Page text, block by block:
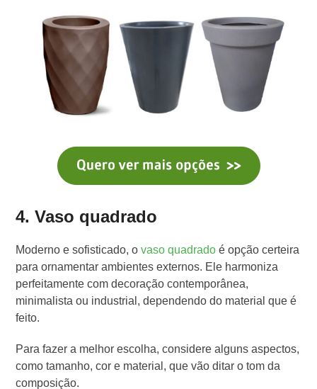
4. Vaso quadrado
Moderno e sofisticado, ovaso quadrado é opção certeira
para ornamentar ambientes externos. Ele harmoniza
perfeitamente com decoração contemporânea,
minimalista ou industrial, dependendo do material que é
feito.
Para fazer a melhor escolha, considere alguns aspectos,
como tamanho, cor e material, que vão ditar o tom da
composição.